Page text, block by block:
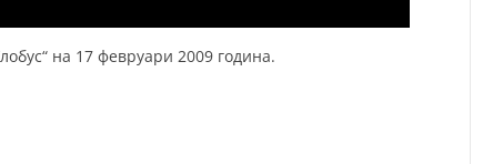
на 17 февруари 2009 година.